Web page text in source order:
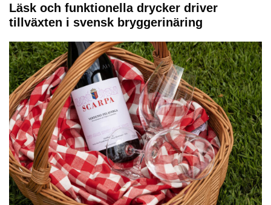
Läsk och funktionella drycker driver
tillväxten i svensk bryggerinäring